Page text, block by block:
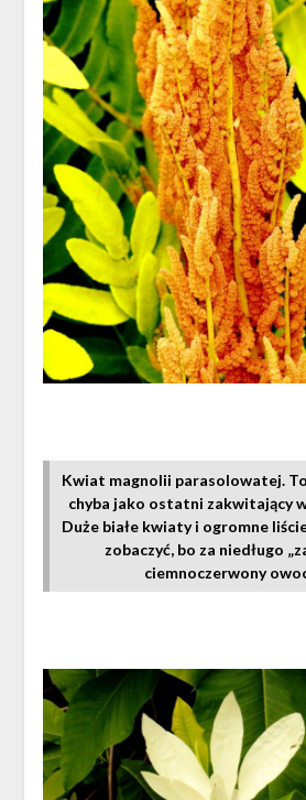
Kwiat magnolii parasolowatej.
chyba jako ostatni zakwitający
Duże białe kwiaty i ogromne
zobaczyć, bo za niedługo
ciemnoczerwony